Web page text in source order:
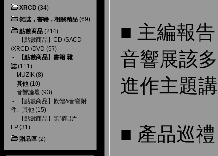
XRCD (34)
雜誌，書籍，相關精品 (69)
點數商品 (214)
-
【點數商品】CD /SACD
/XRCD /DVD (57)
-
【點數商品】書籍 雜
誌(111)
MUZIK (8)
其他(10)
音響論壇 (93)
-
【點數商品】軟體&音響附
件、其他 (15)
-
【點數商品】黑膠唱片
LP (31)
贈品區 (2)
■ 主編報告
音響展該
進作主題
■ 產品巡